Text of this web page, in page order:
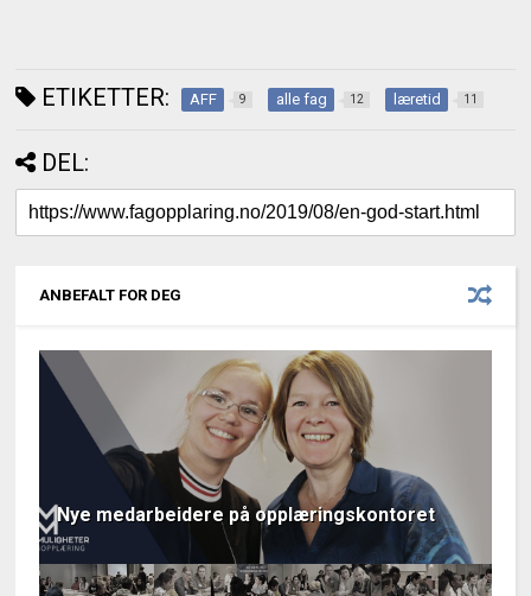
ETIKETTER: AFF 9 alle fag 12 læretid 11
DEL:
ANBEFALT FOR DEG
Nye medarbeidere på opplæringskontoret